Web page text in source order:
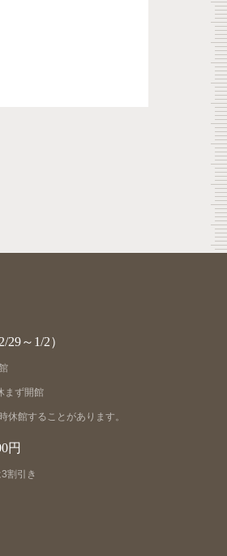
～1/2）
まず開館
休館することがあります。
円
割引き